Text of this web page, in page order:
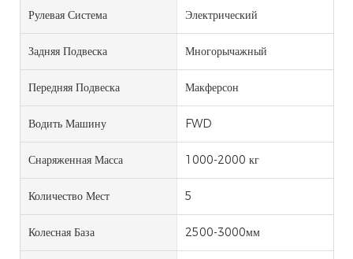
Рулевая Система Электрический
Задняя Подвеска Многорычажный
Передняя Подвеска Макферсон
Водить Машину FWD
Снаряженная Масса 1000-2000 кг
Количество Мест 5
Колесная База 2500-3000мм